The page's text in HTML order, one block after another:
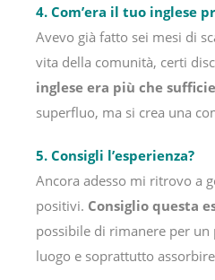
4. Com’era il tuo inglese
Avevo già fatto sei mesi di
vita della comunità, certi
inglese era più che
superfluo, ma si crea una
5. Consigli l’esperienza?
Ancora adesso mi ritrovo a
positivi. Consiglio questa
possibile di rimanere per
luogo e soprattutto